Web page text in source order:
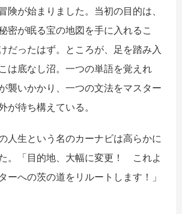
険が始まりました。当初の目的は、
密が眠る宝の地図を手に入れるこ
だったはず。ところが、足を踏み入
は底なし沼。一つの単語を覚えれ
襲いかかり、一つの文法をマスター
が待ち構えている。
人生という名のカーナビは高らかに
。「目的地、大幅に変更！ これよ
ーへの茨の道をリルートします！」